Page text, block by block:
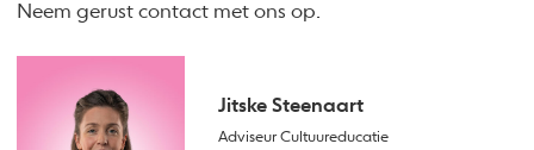
Neem gerust contact met ons op.
Jitske Steenaart
Adviseur Cultuureducatie